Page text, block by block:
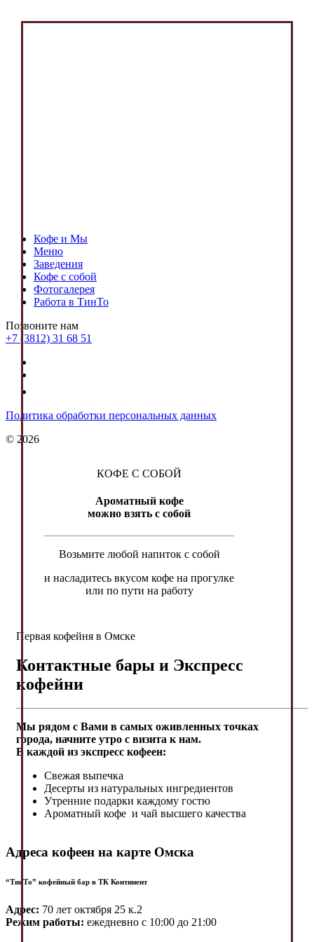
Кофе и Мы
Меню
Заведения
Кофе с собой
Фотогалерея
Работа в ТинТо
Позвоните нам
+7 (3812) 31 68 51
Политика обработки персональных данных
© 2026
КОФЕ С СОБОЙ
Ароматный кофе
можно взять с собой
Возьмите любой напиток с собой
и насладитесь вкусом кофе на прогулке
или по пути на работу
Первая кофейня в Омске
Контактные бары и Экспресс
кофейни
Мы рядом с Вами в самых оживленных точках
города, начните утро с визита к нам.
В каждой из экспресс кофеен:
Свежая выпечка
Десерты из натуральных ингредиентов
Утренние подарки каждому гостю
Ароматный кофе и чай высшего качества
Адреса кофеен на карте Омска
“ТинТо” кофейный бар в ТК Континент
Адрес: 70 лет октября 25 к.2
Режим работы: ежедневно с 10:00 до 21:00